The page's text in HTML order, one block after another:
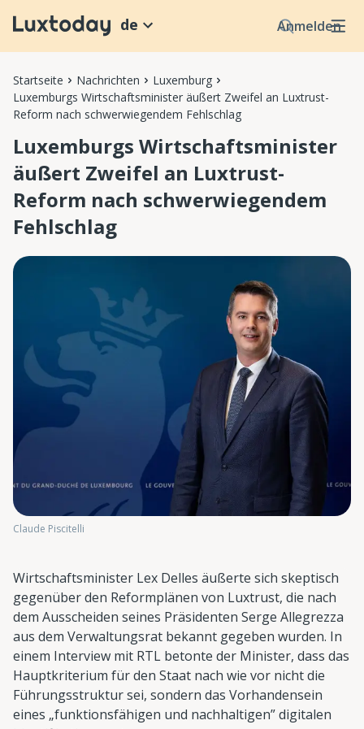
Anmelden
de
Startseite Nachrichten
Luxemburg
Luxemburgs Wirtschaftsminister äußert Zweifel an Luxtrust-
Reform nach schwerwiegendem Fehlschlag
Luxemburgs Wirtschaftsminister
äußert Zweifel an Luxtrust-
Reform nach schwerwiegendem
Fehlschlag
Claude Piscitelli
Wirtschaftsminister Lex Delles äußerte sich skeptisch
gegenüber den Reformplänen von Luxtrust, die nach
dem Ausscheiden seines Präsidenten Serge Allegrezza
aus dem Verwaltungsrat bekannt gegeben wurden. In
einem Interview mit RTL betonte der Minister, dass das
Hauptkriterium für den Staat nach wie vor nicht die
Führungsstruktur sei, sondern das Vorhandensein
eines „funktionsfähigen und nachhaltigen” digitalen